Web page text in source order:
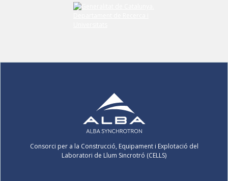
Consorci per a la Construcció, Equipament i Explotació del
Laboratori de Llum Sincrotró (CELLS)